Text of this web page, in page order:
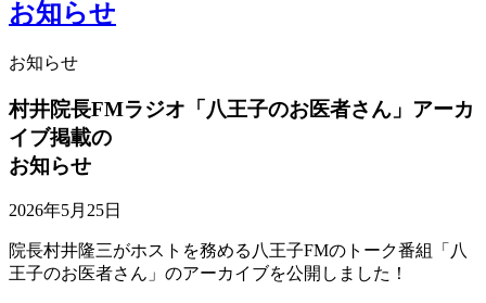
お知らせ
お知らせ
村井院長FMラジオ「八王子のお医者さん」アーカ
イブ掲載の
お知らせ
2026年5月25日
院長村井隆三がホストを務める八王子FMのトーク番組「八
王子のお医者さん」のアーカイブを公開しました！